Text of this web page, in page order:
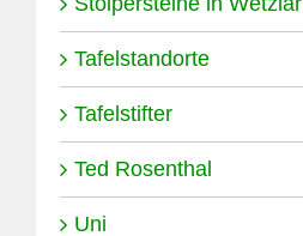
Tafelstandorte
Tafelstifter
Ted Rosenthal
Uni